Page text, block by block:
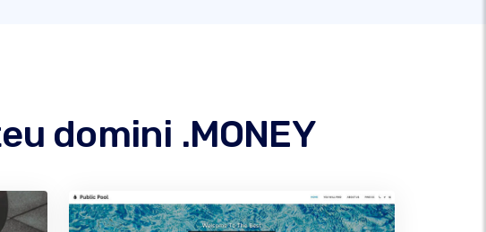
domini .MONEY